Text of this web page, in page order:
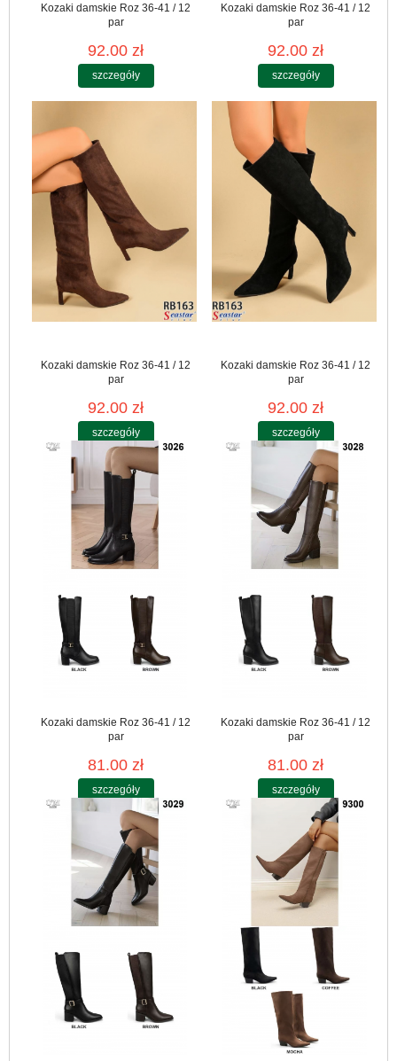
Kozaki damskie Roz 36-41 / 12
par
92.00 zł
szczegóły
Kozaki damskie Roz 36-41 / 12
par
92.00 zł
szczegóły
Kozaki damskie Roz 36-41 / 12
par
92.00 zł
szczegóły
Kozaki damskie Roz 36-41 / 12
par
92.00 zł
szczegóły
Kozaki damskie Roz 36-41 / 12
par
81.00 zł
szczegóły
Kozaki damskie Roz 36-41 / 12
par
81.00 zł
szczegóły